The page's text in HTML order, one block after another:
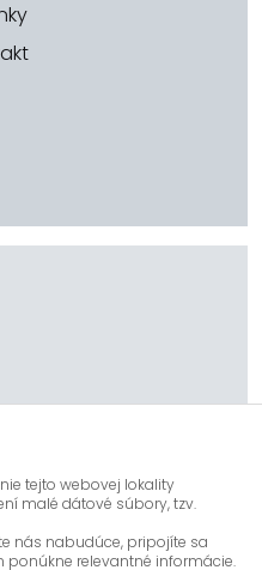
názory a postoje sú
a nemusia nevyhnutne
únie alebo Európskej
tejto webovej lokality
malé dátové súbory, tzv.
nás nabudúce, pripojíte sa
ponúkne relevantné informácie.